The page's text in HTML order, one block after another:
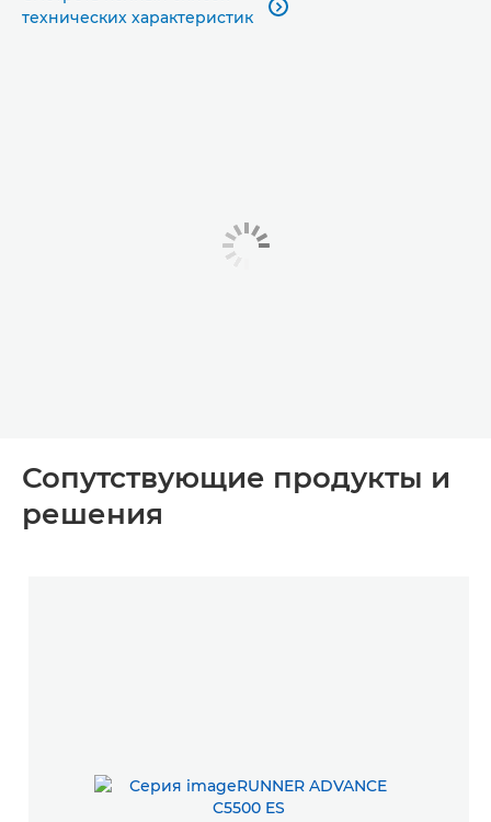
технических характеристик

Сопутствующие продукты и
решения